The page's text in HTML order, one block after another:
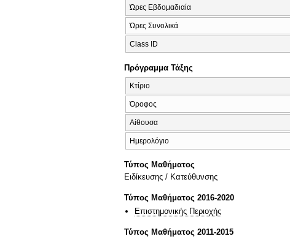
Ώρες Εβδομαδιαία
Ώρες Συνολικά
Class ID
Πρόγραμμα Τάξης
Κτίριο
Όροφος
Αίθουσα
Ημερολόγιο
Τύπος Μαθήματος
Eιδίκευσης / Kατεύθυνσης
Τύπος Μαθήματος 2016-2020
Επιστημονικής Περιοχής
Τύπος Μαθήματος 2011-2015